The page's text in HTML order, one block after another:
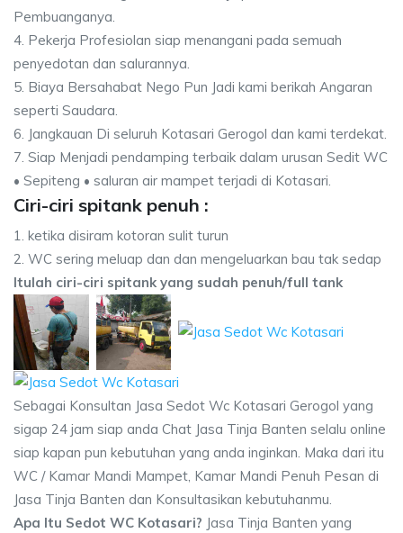
Pembuanganya.
4. Pekerja Profesiolan siap menangani pada semuah
penyedotan dan salurannya.
5. Biaya Bersahabat Nego Pun Jadi kami berikah Angaran
seperti Saudara.
6. Jangkauan Di seluruh Kotasari Gerogol dan kami terdekat.
7. Siap Menjadi pendamping terbaik dalam urusan Sedit WC
• Sepiteng • saluran air mampet terjadi di Kotasari.
Ciri-ciri spitank penuh :
1. ketika disiram kotoran sulit turun
2. WC sering meluap dan dan mengeluarkan bau tak sedap
Itulah ciri-ciri spitank yang sudah penuh/full tank
Sebagai Konsultan Jasa Sedot Wc Kotasari Gerogol yang
sigap 24 jam siap anda Chat Jasa Tinja Banten selalu online
siap kapan pun kebutuhan yang anda inginkan. Maka dari itu
WC / Kamar Mandi Mampet, Kamar Mandi Penuh Pesan di
Jasa Tinja Banten dan Konsultasikan kebutuhanmu.
Apa Itu Sedot WC Kotasari? Jasa Tinja Banten yang